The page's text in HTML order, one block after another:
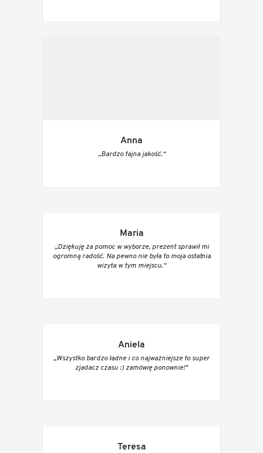
Anna
„Bardzo fajna jakość.“
Maria
„Dziękuję za pomoc w wyborze, prezent sprawił mi
ogromną radość. Na pewno nie była to moja ostatnia
wizyta w tym miejscu.“
Aniela
„Wszystko bardzo ładne i co najważniejsze to super
zjadacz czasu :) zamówię ponownie!“
Teresa